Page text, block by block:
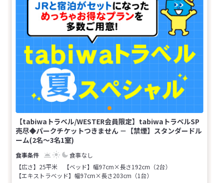
【tabiwaトラベル/WESTER会員限定】tabiwaトラベルSP
売尽◆パークチケットつきません －【禁煙】スタンダードル
ーム(2名～3名1室)
食事なし
【広さ】25平米
【ベッド】幅97cm×長さ192cm（2台）
【エキストラベッド】幅97cm×長さ203cm（1台）